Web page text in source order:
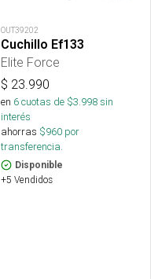
OUT39202
Cuchillo Ef133
Elite Force
$ 23.990
en 6cuotas de $3.998sin
interés
ahorras $960 por
transferencia.
Disponible
+5 Vendidos